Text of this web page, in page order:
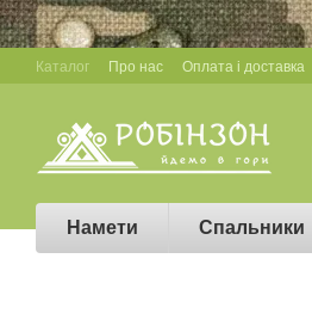
Перейти до основного контенту
Каталог Про нас Оплата і доставка
Намети Спальники